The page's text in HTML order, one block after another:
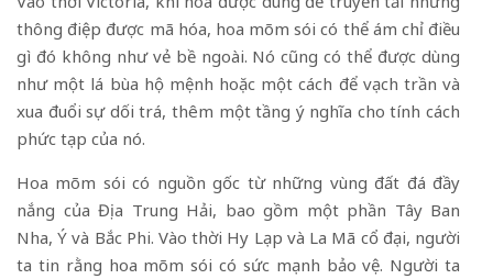
thông điệp được mã hóa, hoa mõm sói có thể ám chỉ điều
gì đó không như vẻ bề ngoài. Nó cũng có thể được dùng
như một lá bùa hộ mệnh hoặc một cách để vạch trần và
xua đuổi sự dối trá, thêm một tầng ý nghĩa cho tính cách
phức tạp của nó.
Hoa mõm sói có nguồn gốc từ những vùng đất đá đầy
nắng của Địa Trung Hải, bao gồm một phần Tây Ban
Nha, Ý và Bắc Phi. Vào thời Hy Lạp và La Mã cổ đại, người
ta tin rằng hoa mõm sói có sức mạnh bảo vệ. Người ta